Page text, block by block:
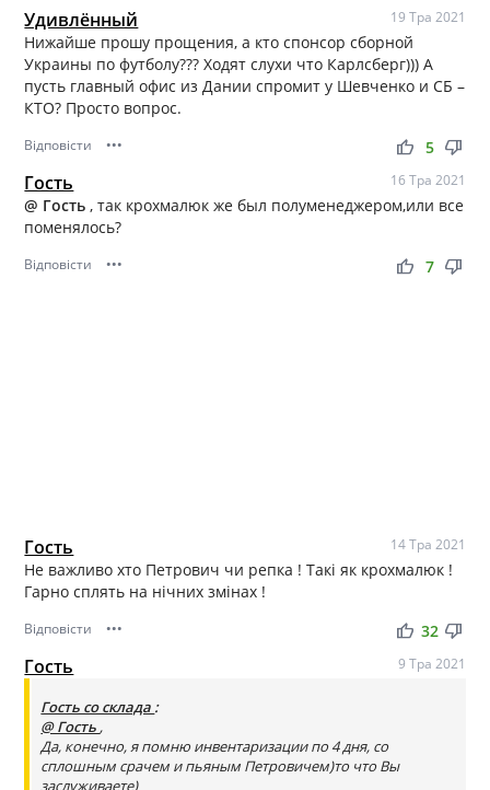
Удивлённый 19 Тра 2021
Нижайше прошу прощения, а кто спонсор сборной
Украины по футболу??? Ходят слухи что Карлсберг))) А
пусть главный офис из Дании спромит у Шевченко и СБ –
КТО? Просто вопрос.
Відповісти ••• thumb_up thumb_down
5
Гость 16 Тра 2021
@ Гость , так крохмалюк же был полуменеджером,или все
поменялось?
Відповісти ••• thumb_up thumb_down
7
Гость 14 Тра 2021
Не важливо хто Петрович чи репка ! Такі як крохмалюк !
Гарно сплять на нічних змінах !
Відповісти ••• thumb_up thumb_down
32
Гость 9 Тра 2021
Гость со склада :
@ Гость ,
Да, конечно, я помню инвентаризации по 4 дня, со
сплошным срачем и пьяным Петровичем)то что Вы